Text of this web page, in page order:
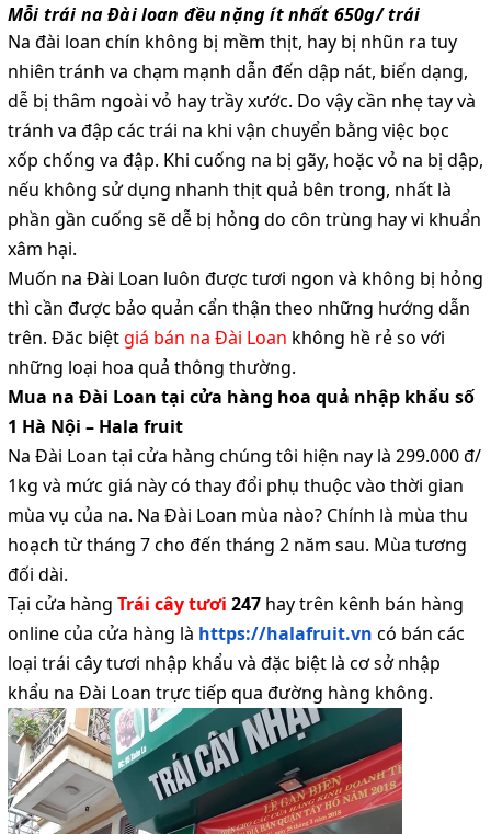
Mỗi trái na Đài loan đều nặng ít nhất 650g/ trái
Na đài loan chín không bị mềm thịt, hay bị nhũn ra tuy
nhiên tránh va chạm mạnh dẫn đến dập nát, biến dạng,
dễ bị thâm ngoài vỏ hay trầy xước. Do vậy cần nhẹ tay và
tránh va đập các trái na khi vận chuyển bằng việc bọc
xốp chống va đập. Khi cuống na bị gãy, hoặc vỏ na bị dập,
nếu không sử dụng nhanh thịt quả bên trong, nhất là
phần gần cuống sẽ dễ bị hỏng do côn trùng hay vi khuẩn
xâm hại.
Muốn na Đài Loan luôn được tươi ngon và không bị hỏng
thì cần được bảo quản cẩn thận theo những hướng dẫn
trên. Đăc biệtgiá bán na Đài Loan không hề rẻ so với
những loại hoa quả thông thường.
Mua na Đài Loan tại cửa hàng hoa quả nhập khẩu số
1 Hà Nội – Hala fruit
Na Đài Loan tại cửa hàng chúng tôi hiện nay là 299.000 đ/
1kg và mức giá này có thay đổi phụ thuộc vào thời gian
mùa vụ của na. Na Đài Loan mùa nào? Chính là mùa thu
hoạch từ tháng 7 cho đến tháng 2 năm sau. Mùa tương
đối dài.
Tại cửa hàng Trái cây tươi 247 hay trên kênh bán hàng
online của cửa hàng là https://halafruit.vn có bán các
loại trái cây tươi nhập khẩu và đặc biệt là cơ sở nhập
khẩu na Đài Loan trực tiếp qua đường hàng không.